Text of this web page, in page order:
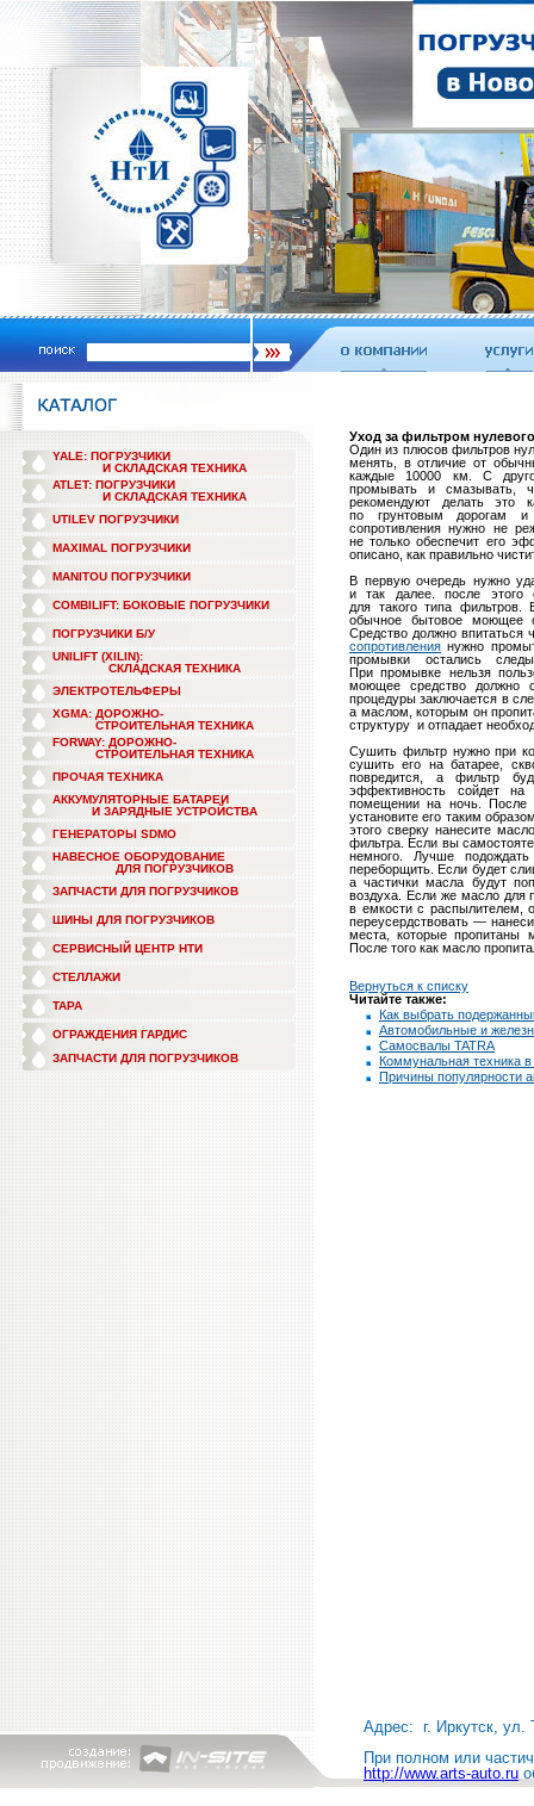
YALE: ПОГРУЗЧИКИ
И СКЛАДСКАЯ ТЕХНИКА
ATLET: ПОГРУЗЧИКИ
И СКЛАДСКАЯ ТЕХНИКА
UTILEV ПОГРУЗЧИКИ
MAXIMAL ПОГРУЗЧИКИ
MANITOU ПОГРУЗЧИКИ
COMBILIFT: БОКОВЫЕ ПОГРУЗЧИКИ
ПОГРУЗЧИКИ Б/У
UNILIFT (XILIN):
СКЛАДСКАЯ ТЕХНИКА
ЭЛЕКТРОТЕЛЬФЕРЫ
XGMA: ДОРОЖНО-
СТРОИТЕЛЬНАЯ ТЕХНИКА
FORWAY: ДОРОЖНО-
СТРОИТЕЛЬНАЯ ТЕХНИКА
ПРОЧАЯ ТЕХНИКА
АККУМУЛЯТОРНЫЕ БАТАРЕИ
И ЗАРЯДНЫЕ УСТРОЙСТВА
ГЕНЕРАТОРЫ SDMO
НАВЕСНОЕ ОБОРУДОВАНИЕ
ДЛЯ ПОГРУЗЧИКОВ
ЗАПЧАСТИ ДЛЯ ПОГРУЗЧИКОВ
ШИНЫ ДЛЯ ПОГРУЗЧИКОВ
СЕРВИСНЫЙ ЦЕНТР НТИ
СТЕЛЛАЖИ
ТАРА
ОГРАЖДЕНИЯ ГАРДИС
ЗАПЧАСТИ ДЛЯ ПОГРУЗЧИКОВ
Уход за фильтром
Один из плюсов фильтров
менять, в отличие от
каждые 10000 км. С
промывать и смазывать,
рекомендуют делать
по грунтовым дорогам и
сопротивления нужно не
не только обеспечит его
описано, как правильно
В первую очередь нужно
и так далее. после этого
для такого типа фильтров.
обычное бытовое моющее
Средство должно впитаться
сопротивления нужно
промывки остались
При промывке нельзя
моющее средство должно
процедуры заключается в
а маслом, которым он
структуру и отпадает
Сушить фильтр нужно при
сушить его на батарее,
повредится, а фильтр
эффективность сойдет
помещении на ночь. После
установите его таким
этого сверку нанесите
фильтра. Если вы
немного. Лучше
переборщить. Если будет
а частички масла будут
воздуха. Если же масло для
в емкости с распылителем,
переусердствовать —
места, которые пропитаны
После того как масло
Вернуться к списку
Читайте также:
Как выбрать
Автомобильные и
Самосвалы TATRA
Коммунальная техника
Причины популярности
Адрес: г. Иркутск, ул.
При полном или
http://www.arts-auto.ru